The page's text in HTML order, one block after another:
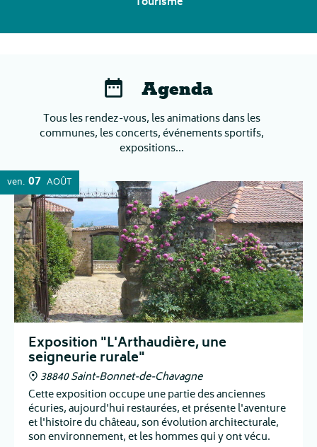
Agenda
Tous les rendez-vous, les animations dans les
communes, les concerts, événements sportifs,
expositions...
ven. 07 AOÛT
Exposition "L'Arthaudière, une
seigneurie rurale"
38840 Saint-Bonnet-de-Chavagne
Cette exposition occupe une partie des anciennes
écuries, aujourd'hui restaurées, et présente l'aventure
et l'histoire du château, son évolution architecturale,
son environnement, et les hommes qui y ont vécu.